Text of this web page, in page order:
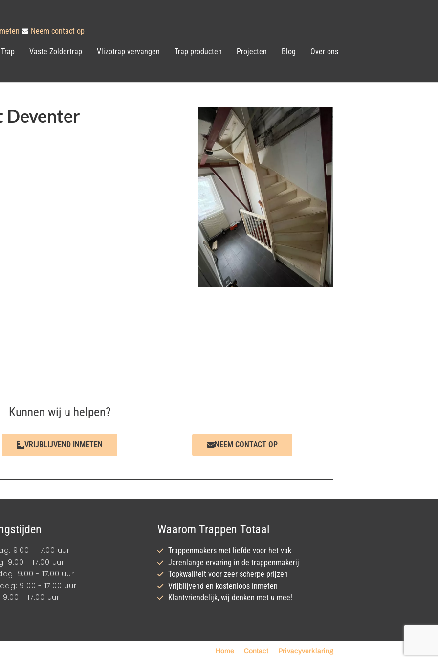
Neem contact op
Vaste Zoldertrap Vlizotrap vervangen Trap producten Projecten Blog Over ons
Deventer
Kunnen wij u helpen?
VRIJBLIJVEND INMETEN NEEM CONTACT OP
9.00 - 17.00 uur
9.00 - 17.00 uur
9.00 - 17.00 uur
9.00 - 17.00 uur
- 17.00 uur
Waarom Trappen Totaal
Trappenmakers met liefde voor het vak
Jarenlange ervaring in de trappenmakerij
Topkwaliteit voor zeer scherpe prijzen
Vrijblijvend en kostenloos inmeten
Klantvriendelijk, wij denken met u mee!
Home Contact Privacyverklaring